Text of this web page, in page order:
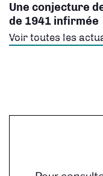
Voir toutes les
Une conjecture
de 1941 infirmée